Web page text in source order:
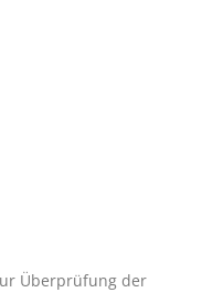
Überprüfung der